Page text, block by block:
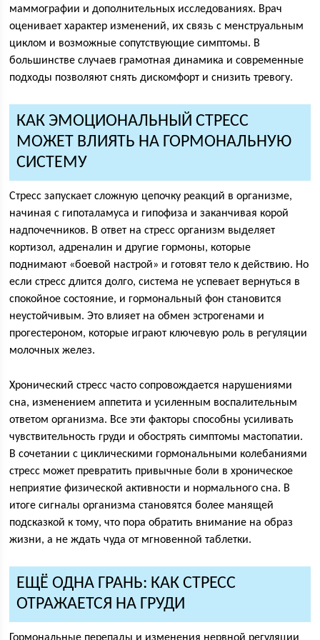
маммографии и дополнительных исследованиях. Врач
оценивает характер изменений, их связь с менструальным
циклом и возможные сопутствующие симптомы. В
большинстве случаев грамотная динамика и современные
подходы позволяют снять дискомфорт и снизить тревогу.
КАК ЭМОЦИОНАЛЬНЫЙ СТРЕСС
МОЖЕТ ВЛИЯТЬ НА ГОРМОНАЛЬНУЮ
СИСТЕМУ
Стресс запускает сложную цепочку реакций в организме,
начиная с гипоталамуса и гипофиза и заканчивая корой
надпочечников. В ответ на стресс организм выделяет
кортизол, адреналин и другие гормоны, которые
поднимают «боевой настрой» и готовят тело к действию. Но
если стресс длится долго, система не успевает вернуться в
спокойное состояние, и гормональный фон становится
неустойчивым. Это влияет на обмен эстрогенами и
прогестероном, которые играют ключевую роль в регуляции
молочных желез.
Хронический стресс часто сопровождается нарушениями
сна, изменением аппетита и усиленным воспалительным
ответом организма. Все эти факторы способны усиливать
чувствительность груди и обострять симптомы мастопатии.
В сочетании с циклическими гормональными колебаниями
стресс может превратить привычные боли в хроническое
неприятие физической активности и нормального сна. В
итоге сигналы организма становятся более манящей
подсказкой к тому, что пора обратить внимание на образ
жизни, а не ждать чуда от мгновенной таблетки.
ЕЩЁ ОДНА ГРАНЬ: КАК СТРЕСС
ОТРАЖАЕТСЯ НА ГРУДИ